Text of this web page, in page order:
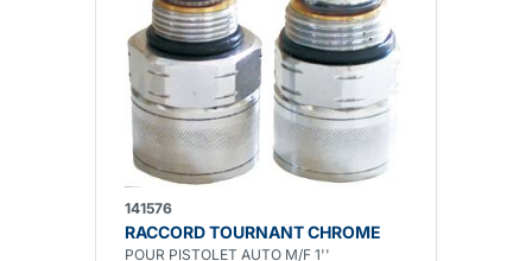
141576
RACCORD TOURNANT CHROME
POUR PISTOLET AUTO M/F 1''